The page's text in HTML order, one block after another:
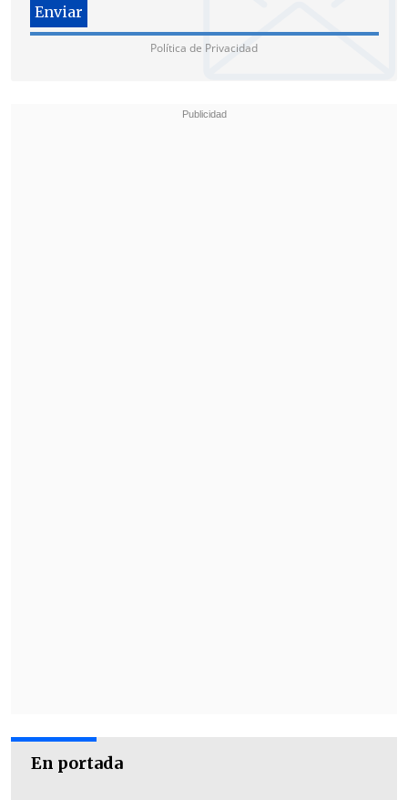
Política de Privacidad
En portada